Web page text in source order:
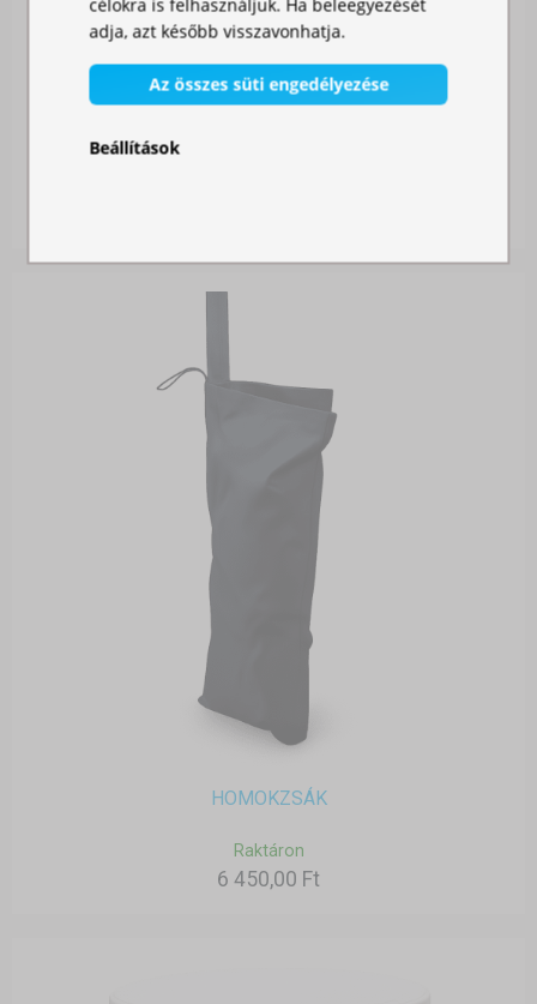
HOMOKZSÁK
Raktáron
6 450,00 Ft
célokra is felhasználjuk. Ha beleegyezését
adja, azt később visszavonhatja.
Az összes süti engedélyezése
Beállítások